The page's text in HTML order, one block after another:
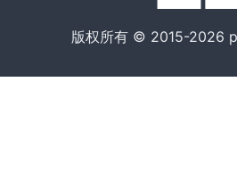
版权所有 © 2015-2026